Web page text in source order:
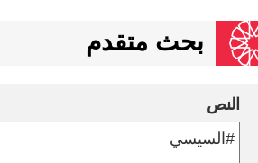
بحث متقدم
النص